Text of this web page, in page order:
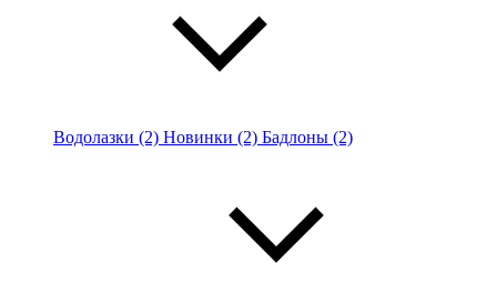
Водолазки (2) Новинки (2) Бадлоны (2)